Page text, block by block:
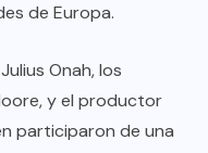
de Europa.
Onah, los
y el productor
participaron de una